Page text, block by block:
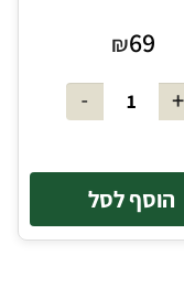
₪69
הוסף לסל